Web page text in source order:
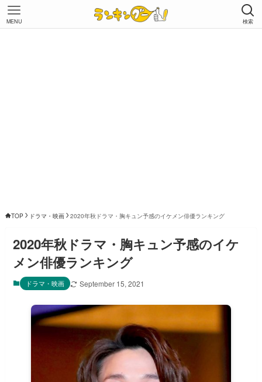
検索
MENU
TOP ドラマ・映画 2020年秋ドラマ・胸キュン予感のイケメン俳優ランキング
2020年秋ドラマ・胸キュン予感のイケ
メン俳優ランキング
ドラマ・映画 September 15, 2021